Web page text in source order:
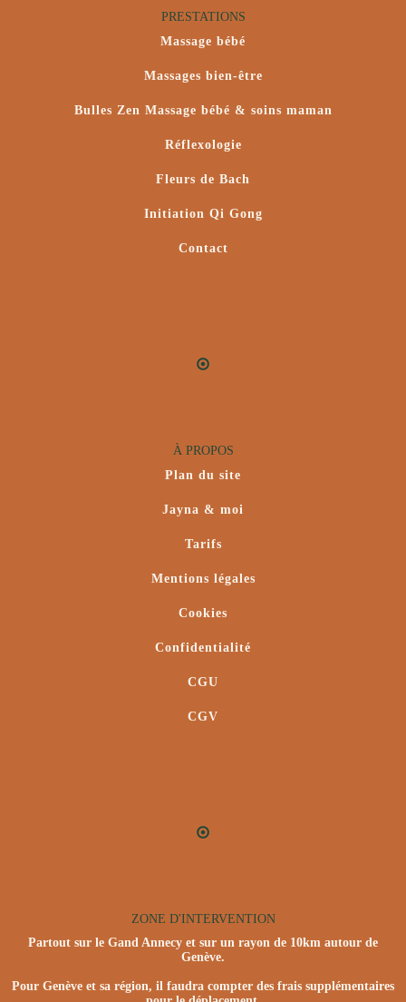
PRESTATIONS
Massage bébé
Massages bien-être
Bulles Zen Massage bébé & soins maman
Réflexologie
Fleurs de Bach
Initiation Qi Gong
Contact
À PROPOS
Plan du site
Jayna & moi
Tarifs
Mentions légales
Cookies
Confidentialité
CGU
CGV
ZONE D'INTERVENTION
Partout sur le Gand Annecy et sur un rayon de 10km autour de
Genève.
Pour Genève et sa région, il faudra compter des frais supplémentaires